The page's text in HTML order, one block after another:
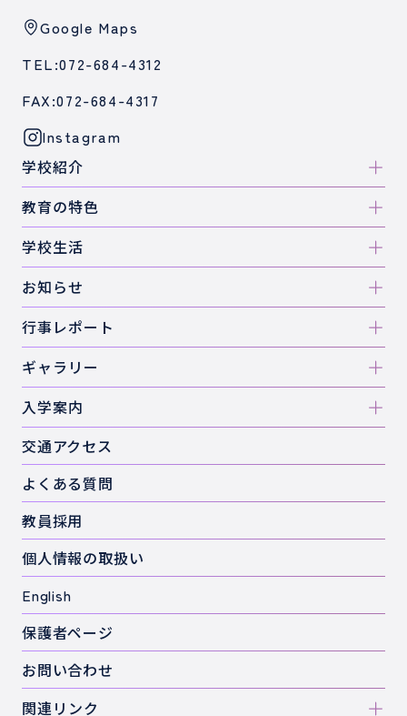
Google Maps
TEL:072-684-4312
FAX:072-684-4317
Instagram
学校紹介
教育の特色
学校生活
お知らせ
行事レポート
ギャラリー
入学案内
交通アクセス
よくある質問
教員採用
個人情報の取扱い
English
保護者ページ
お問い合わせ
関連リンク